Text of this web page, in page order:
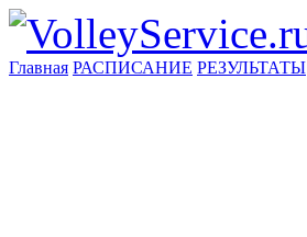
Главная РАСПИСАНИЕ РЕЗУЛЬТАТЫ